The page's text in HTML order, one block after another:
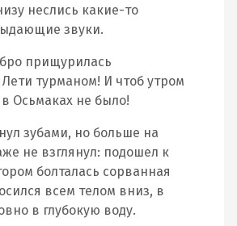
неслись какие-то
звуки.
прищурилась
турманом! И чтоб утром
в Осьмаках не было!
зубами, но больше на
не взглянул: подошел к
болталась сорванная
всем телом вниз, в
в глубокую воду.